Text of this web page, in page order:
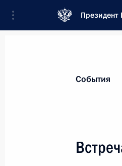
Президент
Новости
Послания
События